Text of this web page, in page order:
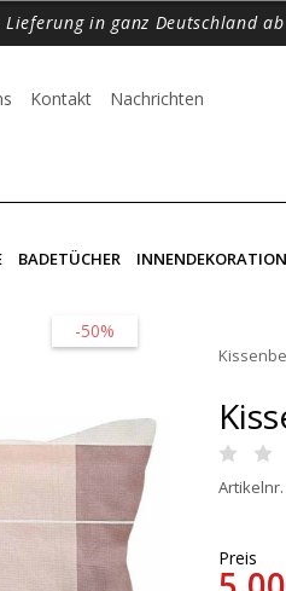
Lieferung in ganz Deutschland
Kontakt Nachrichten
BADETÜCHER INNENDEKORATION
-50%
Preis